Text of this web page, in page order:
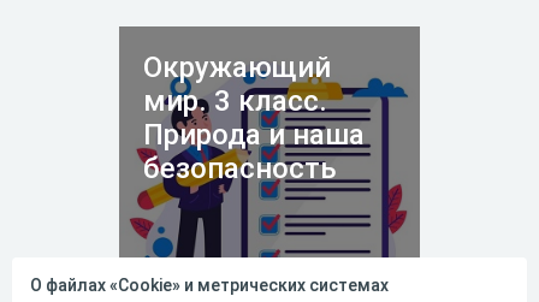
Окружающий
мир. 3 класс.
Природа и наша
безопасность
О файлах «Cookie» и метрических системах